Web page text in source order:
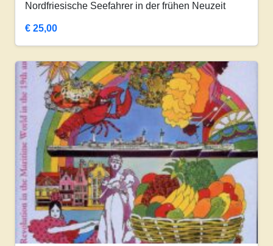
Nordfriesische Seefahrer in der frühen Neuzeit
€ 25,00